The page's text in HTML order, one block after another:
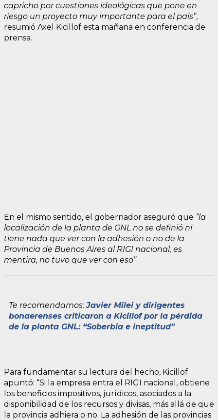
capricho por cuestiones ideológicas que pone en
riesgo un proyecto muy importante para el país”,
resumió Axel Kicillof esta mañana en conferencia de
prensa.
En el mismo sentido, el gobernador aseguró que “la
localización de la planta de GNL no se definió ni
tiene nada que ver con la adhesión o no de la
Provincia de Buenos Aires al RIGI nacional, es
mentira, no tuvo que ver con eso”.
Te recomendamos:Javier Milei y dirigentes
bonaerenses criticaron a Kicillof por la pérdida
de la planta GNL: “Soberbia e ineptitud”
Para fundamentar su lectura del hecho, Kicillof
apuntó: “Si la empresa entra el RIGI nacional, obtiene
los beneficios impositivos, jurídicos, asociados a la
disponibilidad de los recursos y divisas, más allá de que
la provincia adhiera o no. La adhesión de las provincias